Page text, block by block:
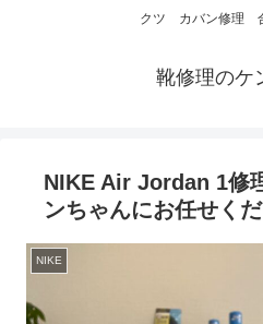
クツ カバン修理
靴修理のケ
NIKE Air Jordan 1修
ンちゃんにお任せくだ
NIKE